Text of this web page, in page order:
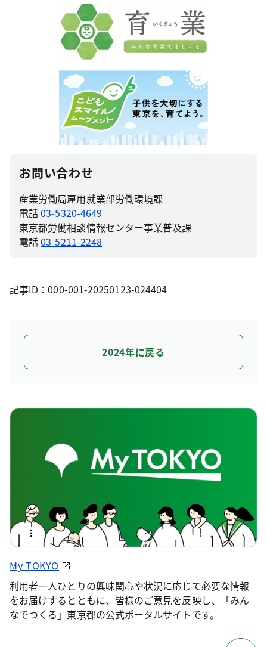
お問い合わせ
産業労働局雇用就業部労働環境課
電話03-5320-4649
東京都労働相談情報センター事業普及課
電話03-5211-2248
記事ID：000-001-20250123-024404
2024年に戻る
My TOKYO
利用者一人ひとりの興味関心や状況に応じて必要な情報
をお届けするとともに、皆様のご意見を反映し、「みん
なでつくる」東京都の公式ポータルサイトです。